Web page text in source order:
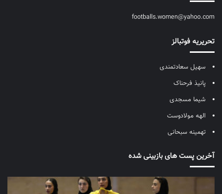
footballs.women@yahoo.com
تحریریه فوتبالز
سهیل سعادتمندی
پانیذ فرحناک
شیما مسجدی
الهه مولادوست
تهمینه سبحانی
آخرین پست های بازبینی شده